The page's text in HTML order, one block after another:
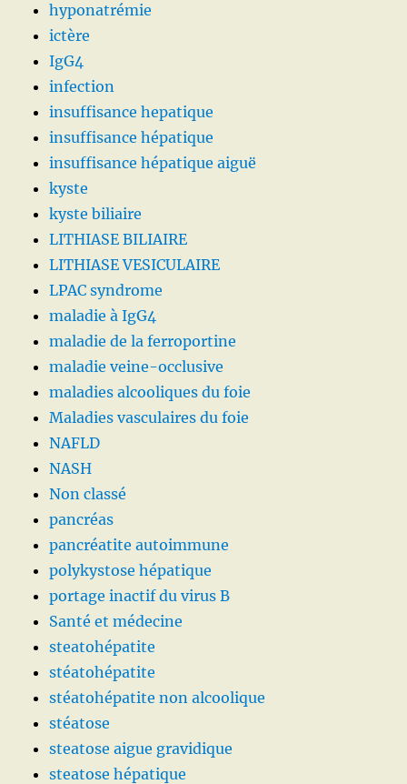
hyponatrémie
ictère
IgG4
infection
insuffisance hepatique
insuffisance hépatique
insuffisance hépatique aiguë
kyste
kyste biliaire
LITHIASE BILIAIRE
LITHIASE VESICULAIRE
LPAC syndrome
maladie à IgG4
maladie de la ferroportine
maladie veine-occlusive
maladies alcooliques du foie
Maladies vasculaires du foie
NAFLD
NASH
Non classé
pancréas
pancréatite autoimmune
polykystose hépatique
portage inactif du virus B
Santé et médecine
steatohépatite
stéatohépatite
stéatohépatite non alcoolique
stéatose
steatose aigue gravidique
steatose hépatique